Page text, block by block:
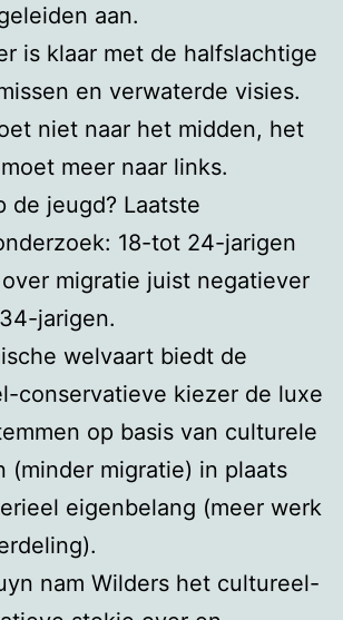
aan.
is klaar met de halfslachtige
en verwaterde visies.
niet naar het midden, het
meer naar links.
de jeugd? Laatste
18-tot 24-jarigen
migratie juist negatiever
jarigen.
welvaart biedt de
conservatieve kiezer de luxe
op basis van culturele
(minder migratie) in plaats
eigenbelang (meer werk
nam Wilders het cultureel-